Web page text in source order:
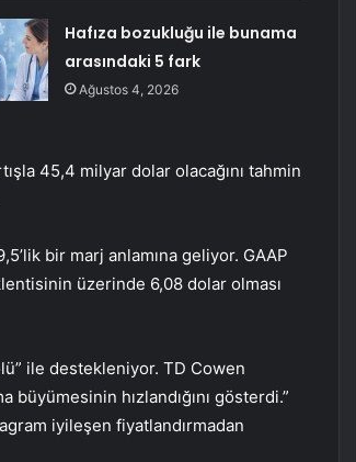
Hafıza bozukluğu ile bunama
arasındaki 5 fark
Ağustos 4, 2026
45,4 milyar dolar olacağını tahmin
bir marj anlamına geliyor. GAAP
üzerinde 6,08 dolar olması
ile destekleniyor. TD Cowen
hızlandığını gösterdi.”
iyileşen fiyatlandırmadan